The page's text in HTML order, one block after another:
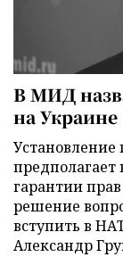
В МИД
на Украине
гарантии
решение
вступить в
Александр